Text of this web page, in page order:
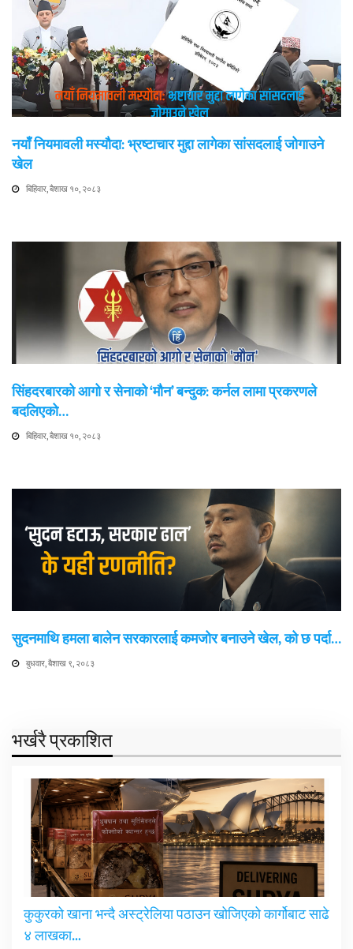
नयाँ नियमावली मस्यौदा: भ्रष्टाचार मुद्दा लागेका सांसदलाई जोगाउने
खेल
बिहिवार, बैशाख १०, २०८३
सिंहदरबारको आगो र सेनाको ‘मौन’ बन्दुक: कर्नल लामा प्रकरणले
बदलिएको…
बिहिवार, बैशाख १०, २०८३
सुदनमाथि हमला बालेन सरकारलाई कमजोर बनाउने खेल, को छ पर्दा…
बुधवार, बैशाख ९, २०८३
भर्खरै प्रकाशित
कुकुरको खाना भन्दै अस्ट्रेलिया पठाउन खोजिएको कार्गोबाट साढे
४ लाखका…